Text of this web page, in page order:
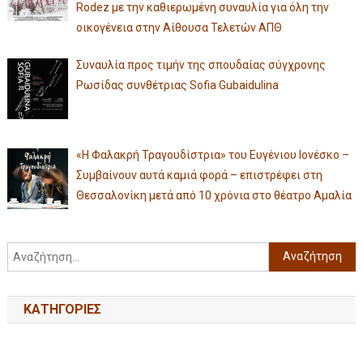
Rodez με την καθιερωμένη συναυλία για όλη την
οικογένεια στην Αίθουσα Τελετών ΑΠΘ
Συναυλία προς τιμήν της σπουδαίας σύγχρονης
Ρωσίδας συνθέτριας Sofia Gubaidulina
«Η Φαλακρή Τραγουδίστρια» του Ευγένιου Ιονέσκο –
Συμβαίνουν αυτά καμιά φορά – επιστρέφει στη
Θεσσαλονίκη μετά από 10 χρόνια στο θέατρο Αμαλία
KΑΤΗΓΟΡΊΕΣ